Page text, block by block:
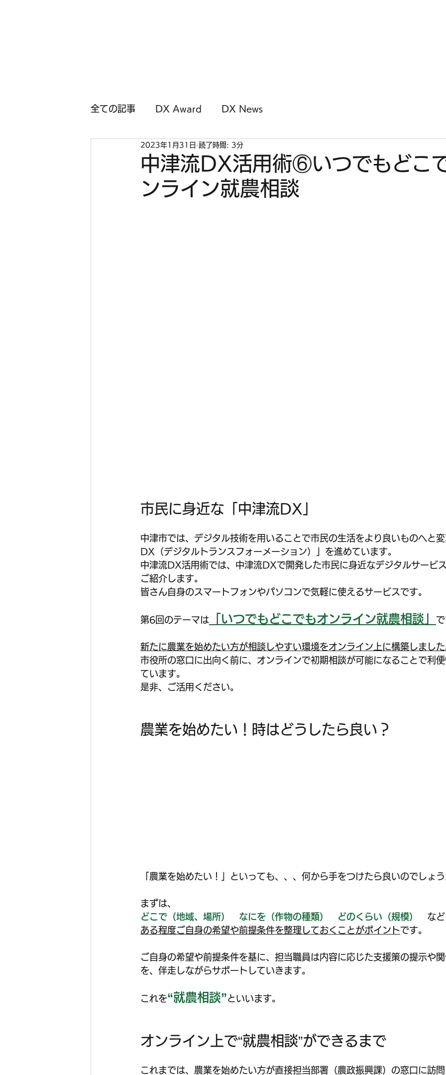
全ての記事 DX Award DX News
中津流DX活用術⑥いつでもどこ
ンライン就農相談
2023年1月31日 読了時間: 3分
市民に身近な「中津流DX」
中津市では、デジタル技術を用いることで市民の生活をより良いものへと
DX（デジタルトランスフォーメーション）」を進めています。
中津流DX活用術では、中津流DXで開発した市民に身近なデジタルサービ
ご紹介します。
皆さん自身のスマートフォンやパソコンで気軽に使えるサービスです。
第6回のテーマは 「いつでもどこでもオンライン就農相談」
新たに農業を始めたい方が相談しやすい環境をオンライン上に構築しまし
市役所の窓口に出向く前に、オンラインで初期相談が可能になることで利
ています。
是非、ご活用ください。
農業を始めたい！時はどうしたら良い？
「農業を始めたい！」といっても、、、何から手をつけたら良いのでしょ
まずは、
どこで（地域、場所）　なにを（作物の種類）　どのくらい（規模）
など
ある程度ご自身の希望や前提条件を整理しておくことがポイントです。
ご自身の希望や前提条件を基に、担当職員は内容に応じた支援策の提示や
を、伴走しながらサポートしていきます。
これを“就農相談”といいます。
オンライン上で“就農相談”ができるまで
これまでは、農業を始めたい方が直接担当部署（農政振興課）の窓口に訪